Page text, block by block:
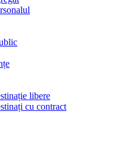
libere
cu contract